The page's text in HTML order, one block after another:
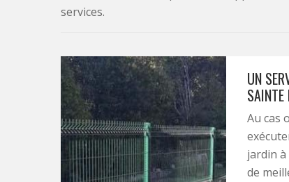
services.
UN
SAINTE
Au cas
jardin
de